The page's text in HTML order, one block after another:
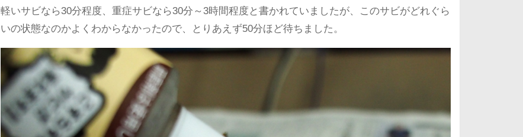
軽いサビなら30分程度、重症サビなら30分～3時間程度と書かれていましたが、このサビがどれぐら
いの状態なのかよくわからなかったので、とりあえず50分ほど待ちました。